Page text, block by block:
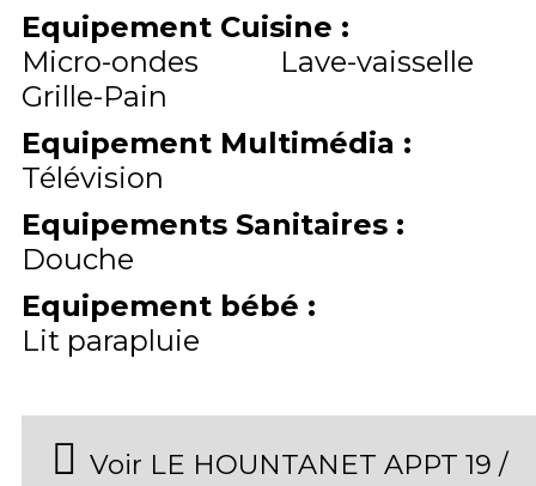
Equipement Cuisine :
Micro-ondes
Lave-vaisselle
Grille-Pain
Equipement Multimédia :
Télévision
Equipements Sanitaires :
Douche
Equipement bébé :
Lit parapluie
Voir LE HOUNTANET APPT 19 /